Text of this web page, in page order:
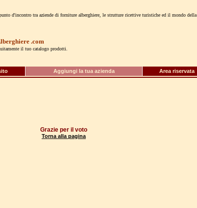
d'incontro tra aziende di forniture alberghiere, le strutture ricettive turistiche ed il mondo della
.com
il tuo catalogo prodotti.
Aggiungi la tua azienda Area riservata
Grazie per il voto
Torna alla pagina